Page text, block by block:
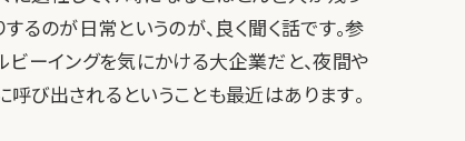
るのが日常というのが、良く聞く話です。参
ビーイングを気にかける大企業だと、夜間や
び出されるということも最近はあります。